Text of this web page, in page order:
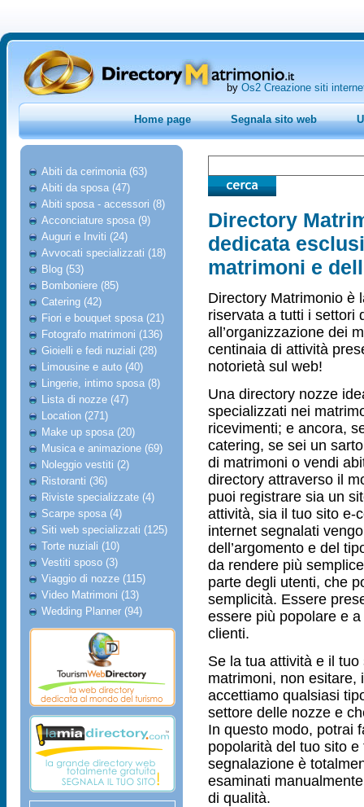
by Os2 Creazione siti
Home page Segnala sito web
Abiti da cerimonia (63)
Abiti da sposa (47)
Abiti sposa - accessori (8)
Acconciature sposa (9)
Auguri e Inviti (24)
Avvocati specializzati (18)
Blog (53)
Bomboniere (85)
Catering (42)
Fiori e bouquet sposa (21)
Fotografo matrimoni (136)
Gioielli e fedi nuziali (28)
Limousine e auto (40)
Lingerie, intimo sposa (8)
Lista di nozze (47)
Location (271)
Make up sposa (20)
Musica e animazione (69)
Noleggio vestiti (2)
Ristoranti (36)
Riviste specializzate (4)
Scarpe sposa (4)
Siti web specializzati (125)
Torte nuziali (10)
Vestiti sposo (3)
Viaggio di nozze (115)
Video Matrimoni (13)
Wedding Planner (94)
Directory
dedicata
matrimoni e
Directory Matrimonio è
riservata a tutti i settori
all’organizzazione dei
centinaia di attività
notorietà sul web!
Una directory nozze
specializzati nei
ricevimenti; e ancora,
catering, se sei un
di matrimoni o vendi
directory attraverso il
puoi registrare sia un
attività, sia il tuo sito e-
internet segnalati
dell’argomento e del
da rendere più
parte degli utenti, che
semplicità. Essere
essere più popolare e
clienti.
Se la tua attività e il
matrimoni, non esitare,
accettiamo qualsiasi
settore delle nozze e
In questo modo, potrai
popolarità del tuo sito
segnalazione è
esaminati
di qualità.